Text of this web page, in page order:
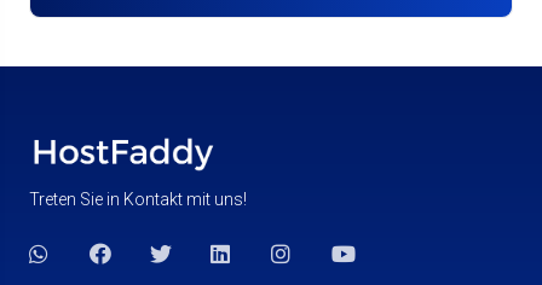
Treten Sie in Kontakt mit uns!